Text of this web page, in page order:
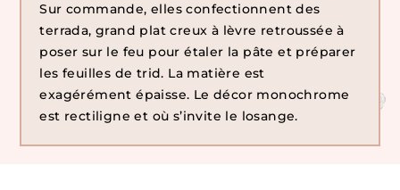
Sur commande, elles confectionnent des
terrada, grand plat creux à lèvre retroussée à
poser sur le feu pour étaler la pâte et préparer
les feuilles de trid. La matière est
exagérément épaisse. Le décor monochrome
est rectiligne et où s’invite le losange.